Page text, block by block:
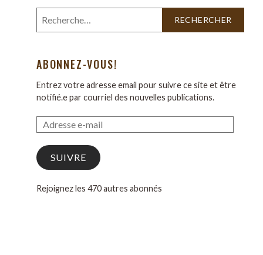
ABONNEZ-VOUS!
Entrez votre adresse email pour suivre ce site et être
notifié.e par courriel des nouvelles publications.
SUIVRE
Rejoignez les 470 autres abonnés